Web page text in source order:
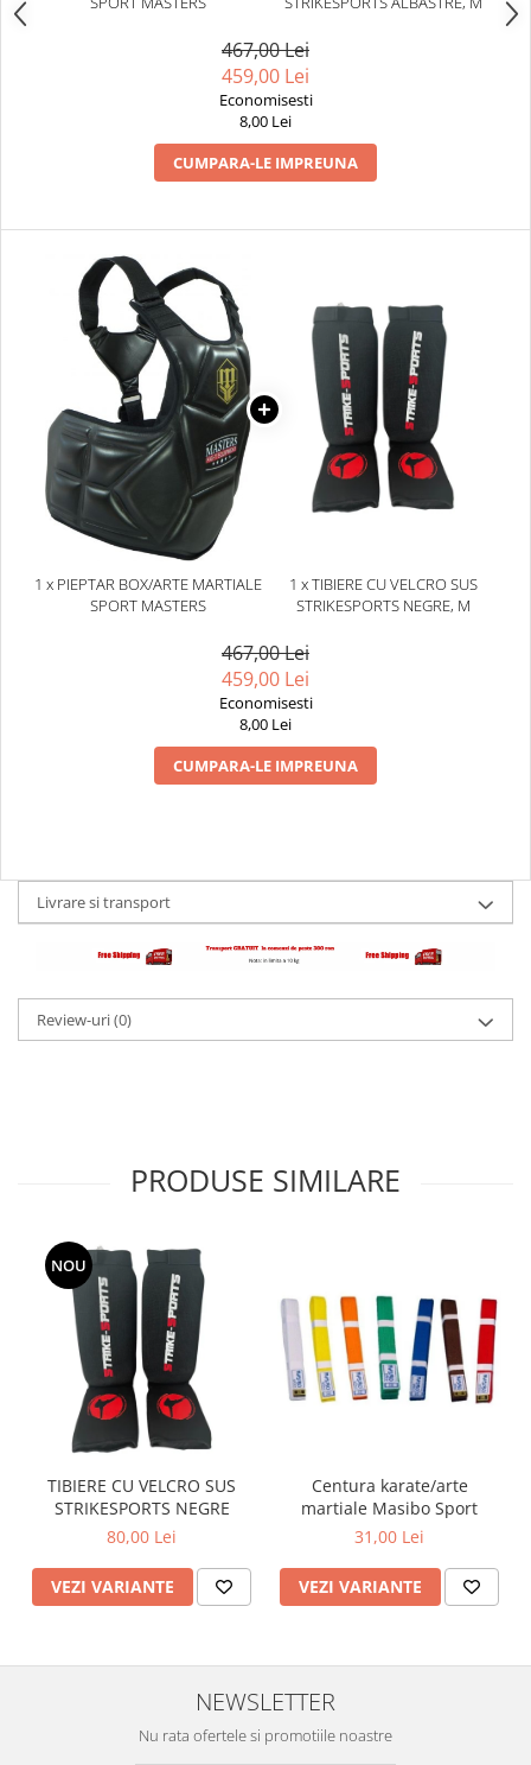
467,00 Lei
459,00 Lei
Economisesti
8,00 Lei
CUMPARA-LE IMPREUNA
1 x PIEPTAR BOX/ARTE MARTIALE
SPORT MASTERS
1 x TIBIERE CU VELCRO SUS
STRIKESPORTS NEGRE, M
467,00 Lei
459,00 Lei
Economisesti
8,00 Lei
CUMPARA-LE IMPREUNA
Livrare si transport
Review-uri(0)
PRODUSE SIMILARE
NOU
TIBIERE CU VELCRO SUS
STRIKESPORTS NEGRE
80,00 Lei
VEZI VARIANTE
Centura karate/arte
martiale Masibo Sport
31,00 Lei
VEZI VARIANTE
NEWSLETTER
Nu rata ofertele si promotiile noastre